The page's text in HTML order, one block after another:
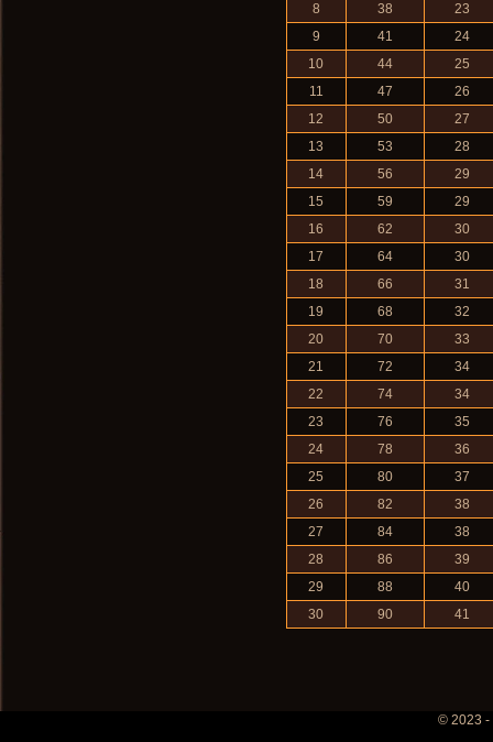
8
38
23
9
41
24
10
44
25
11
47
26
12
50
27
13
53
28
14
56
29
15
59
29
16
62
30
17
64
30
18
66
31
19
68
32
20
70
33
21
72
34
22
74
34
23
76
35
24
78
36
25
80
37
26
82
38
27
84
38
28
86
39
29
88
40
30
90 41
© 2023 -